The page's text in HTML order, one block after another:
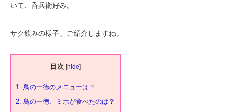
いて、呑兵衛好み。
サク飲みの様子、ご紹介しますね。
目次 [hide]
1. 鳥の一徳のメニューは？
2. 鳥の一徳、ミホが食べたのは？